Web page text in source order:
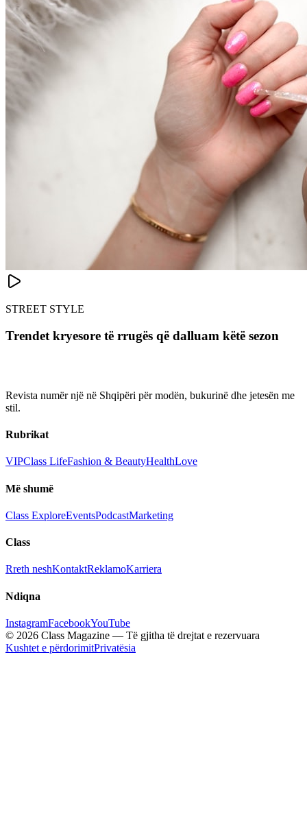
STREET STYLE
Trendet kryesore të rrugës që dalluam këtë sezon
Revista numër një në Shqipëri për modën, bukurinë dhe jetesën me
stil.
Rubrikat
VIPClass LifeFashion & BeautyHealthLove
Më shumë
Class ExploreEventsPodcastMarketing
Class
Rreth neshKontaktReklamoKarriera
Ndiqna
InstagramFacebookYouTube
© 2026 Class Magazine — Të gjitha të drejtat e rezervuara
Kushtet e përdorimitPrivatësia